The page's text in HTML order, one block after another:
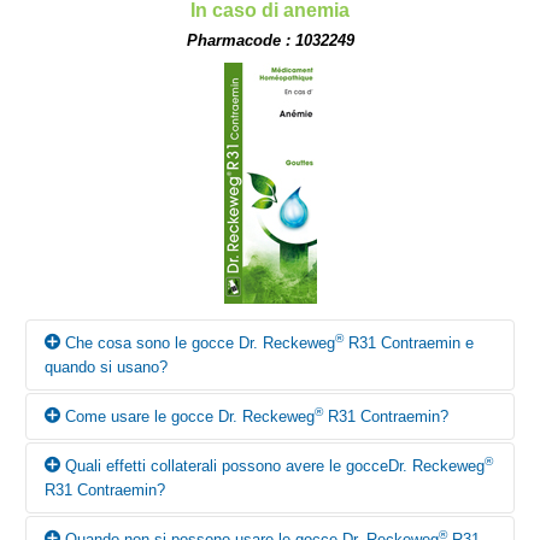
In caso di anemia
Pharmacode : 1032249
Che cosa sono le gocce Dr. Reckeweg®R31 Contraemin e
quando si usano?
Secondo i canoni della medicina omeopatica le gocce Dr.
Reckeweg®R31 Contraemin trovano principalmente impiego in
caso di anemia.
Come usare le gocce Dr. Reckeweg®R31 Contraemin?
Salvo diversa prescrizione medica, assumere 10-15 gocce, in
poca acqua, 3 volte al dì prima dei pasti. Durante i primi giorni le
somministrazioni possono essere più frequenti. Si attenga alla
Quali effetti collaterali possono avere le gocceDr. Reckeweg®
R31 Contraemin?
®